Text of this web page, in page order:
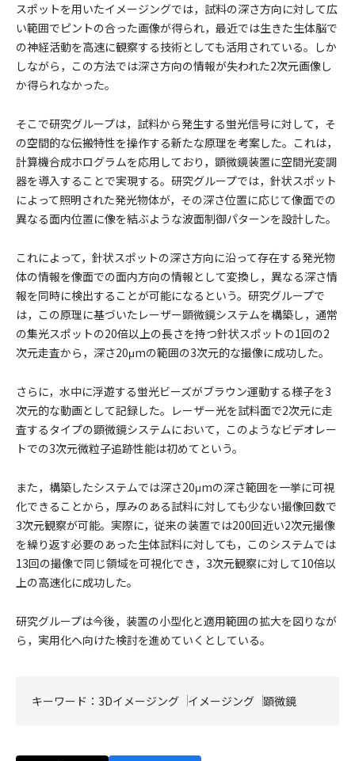
スポットを用いたイメージングでは，試料の深さ方向に対して広
い範囲でピントの合った画像が得られ，最近では生きた生体脳で
の神経活動を高速に観察する技術としても活用されている。しか
しながら，この方法では深さ方向の情報が失われた2次元画像し
か得られなかった。
そこで研究グループは，試料から発生する蛍光信号に対して，そ
の空間的な伝搬特性を操作する新たな原理を考案した。これは，
計算機合成ホログラムを応用しており，顕微鏡装置に空間光変調
器を導入することで実現する。研究グループでは，針状スポット
によって照明された発光物体が，その深さ位置に応じて像面での
異なる面内位置に像を結ぶような波面制御パターンを設計した。
これによって，針状スポットの深さ方向に沿って存在する発光物
体の情報を像面での面内方向の情報として変換し，異なる深さ情
報を同時に検出することが可能になるという。研究グループで
は，この原理に基づいたレーザー顕微鏡システムを構築し，通常
の集光スポットの20倍以上の長さを持つ針状スポットの1回の2
次元走査から，深さ20μmの範囲の3次元的な撮像に成功した。
さらに，水中に浮遊する蛍光ビーズがブラウン運動する様子を3
次元的な動画として記録した。レーザー光を試料面で2次元に走
査するタイプの顕微鏡システムにおいて，このようなビデオレー
トでの3次元微粒子追跡性能は初めてという。
また，構築したシステムでは深さ20μmの深さ範囲を一挙に可視
化できることから，厚みのある試料に対しても少ない撮像回数で
3次元観察が可能。実際に，従来の装置では200回近い2次元撮像
を繰り返す必要のあった生体試料に対しても，このシステムでは
13回の撮像で同じ領域を可視化でき，3次元観察に対して10倍以
上の高速化に成功した。
研究グループは今後，装置の小型化と適用範囲の拡大を図りなが
ら，実用化へ向けた検討を進めていくとしている。
キーワード： 3Dイメージング イメージング 顕微鏡